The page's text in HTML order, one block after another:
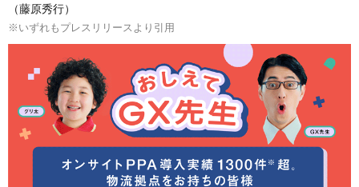
（藤原秀行）
※いずれもプレスリリースより引用